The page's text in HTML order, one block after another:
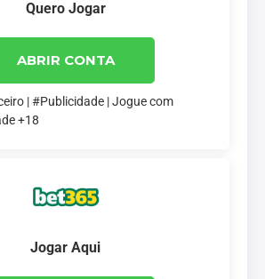
Quero Jogar
ABRIR CONTA
| #Publicidade | Jogue com
+18
Jogar Aqui